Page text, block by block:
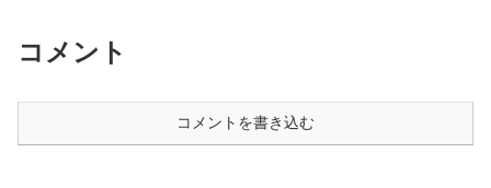
コメント
コメントを書き込む